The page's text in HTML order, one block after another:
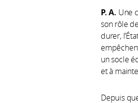
P. A. Une
son rôle
durer,
un socle
et à
Depuis